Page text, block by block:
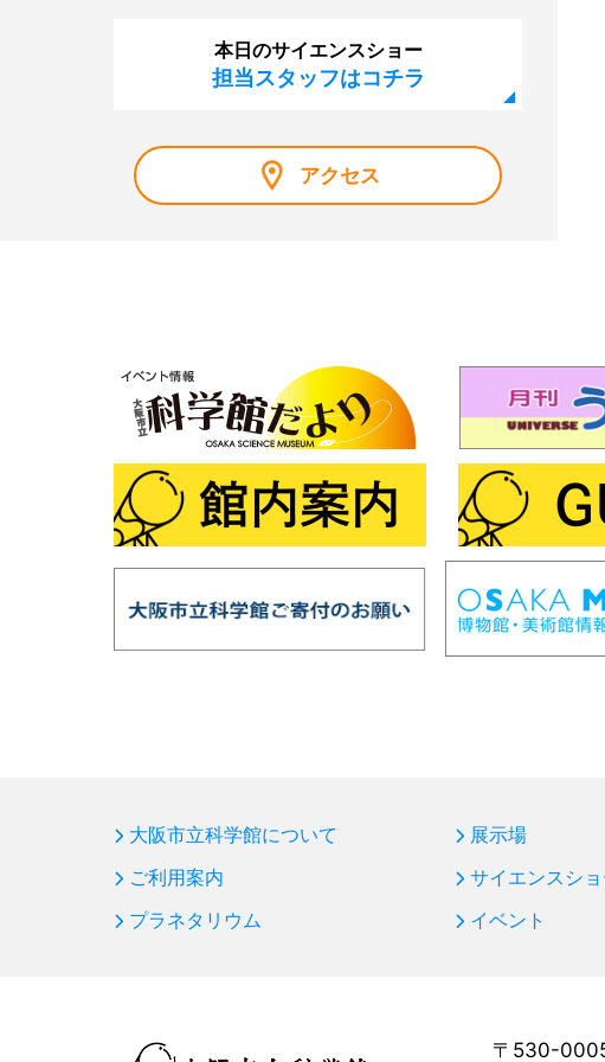
本日のサイエンスショー
担当スタッフはコチラ
アクセス
大阪市立科学館について
ご利用案内
プラネタリウム
展示場
サイエンスシ
イベント
〒530-